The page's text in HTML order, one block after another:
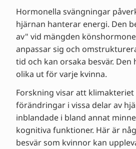
Hormonella svängningar
hjärnan hanterar energi. Den
av" vid mängden
anpassar sig och
tid och kan orsaka besvär. Den
olika ut för varje kvinna.
Forskning visar att
förändringar i vissa delar av
inblandade i bland annat
kognitiva funktioner. Här är
besvär som kvinnor kan